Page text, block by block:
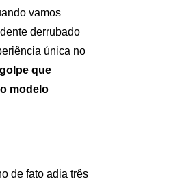
vamos
derrubado
única no
que
modelo
de fato adia três